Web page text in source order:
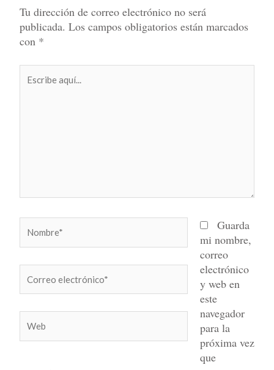
Tu dirección de correo electrónico no será
publicada. Los campos obligatorios están marcados
con *
aquí...
electrónico*
Guarda
mi nombre,
correo
electrónico
y web en
este
navegador
para la
próxima vez
que